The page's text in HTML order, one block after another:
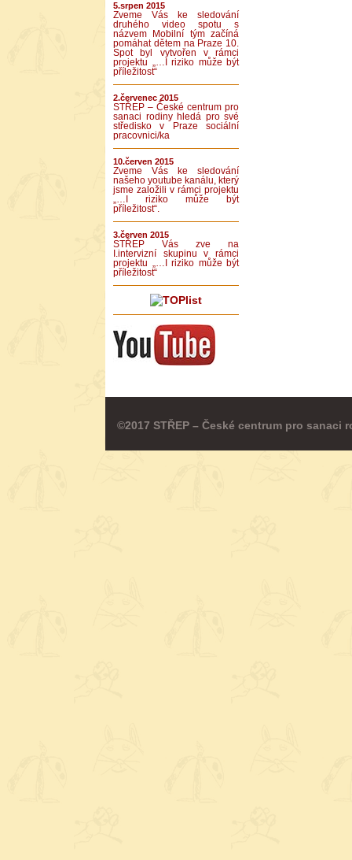
5.srpen 2015
Zveme Vás ke sledování
druhého video spotu s
názvem Mobilní tým začíná
pomáhat dětem na Praze 10.
Spot byl vytvořen v rámci
projektu „…I riziko může být
příležitost“
2.červenec 2015
STŘEP – České centrum pro
sanaci rodiny hledá pro své
středisko v Praze sociální
pracovnici/ka
10.červen 2015
Zveme Vás ke sledování
našeho youtube kanálu, který
jsme založili v rámci projektu
„…I riziko může být
příležitost“.
3.červen 2015
STŘEP Vás zve na
I.intervizní skupinu v rámci
projektu „…I riziko může být
příležitost“
©2017 STŘEP – České centrum pro sanaci